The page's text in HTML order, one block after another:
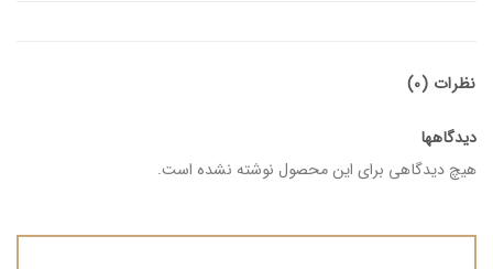
نظرات (0)
دیدگاهها
هیچ دیدگاهی برای این محصول نوشته نشده است.